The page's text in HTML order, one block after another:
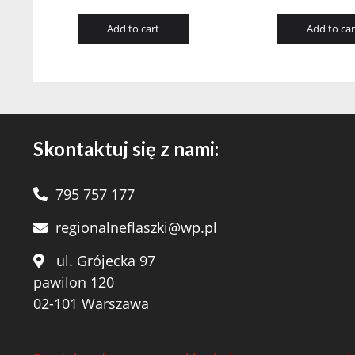
Add to cart Add to
Skontaktuj się z nami:
795 757 177
regionalneflaszki@wp.pl
ul. Grójecka 97
pawilon 120
02-101 Warszawa